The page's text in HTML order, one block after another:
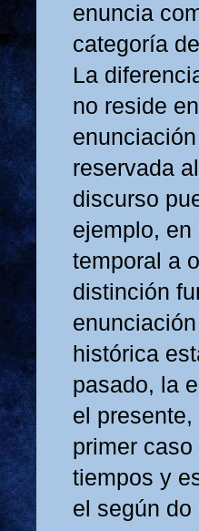
enuncia
categoría
La
no reside
reservada
discurso
ejemplo,
temporal a
distinción
histórica
pasado, la
el
primer
tiempos y
el según do